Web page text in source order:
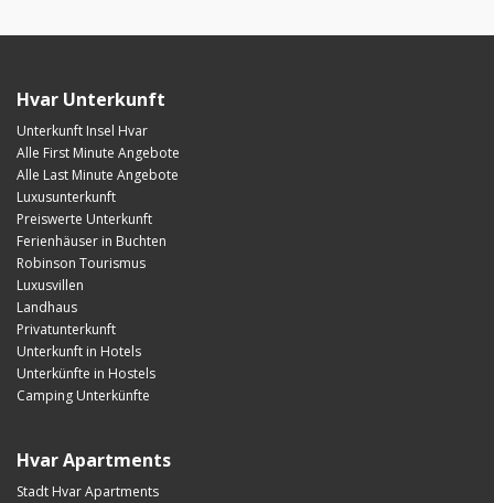
Hvar Unterkunft
Unterkunft Insel Hvar
Alle First Minute Angebote
Alle Last Minute Angebote
Luxusunterkunft
Preiswerte Unterkunft
Ferienhäuser in Buchten
Robinson Tourismus
Luxusvillen
Landhaus
Privatunterkunft
Unterkunft in Hotels
Unterkünfte in Hostels
Camping Unterkünfte
Hvar Apartments
Stadt Hvar Apartments